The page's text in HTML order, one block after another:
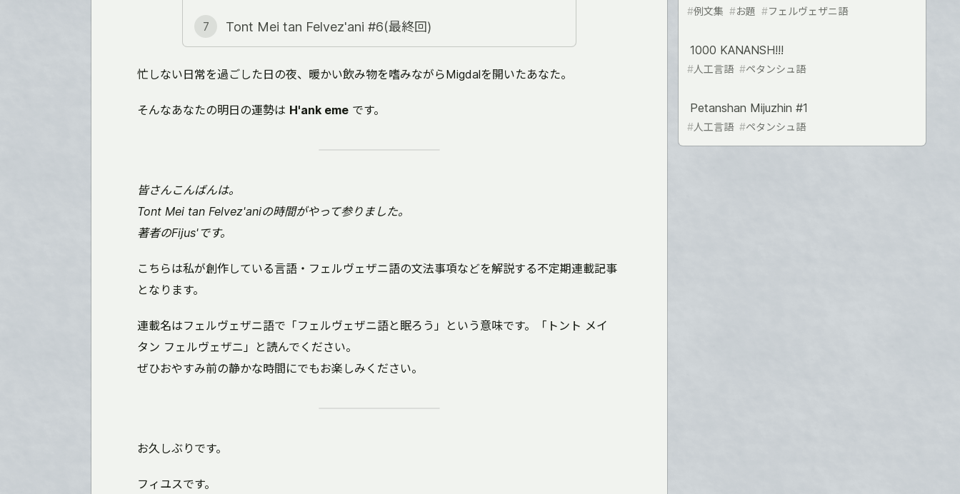
7 Tont Mei tan Felvez'ani #6(最終回)
忙しない日常を過ごした日の夜、暖かい飲み物を嗜みながらMigdalを開いたあなた。
そんなあなたの明日の運勢は H'ank eme です。
皆さんこんばんは。
Tont Mei tan Felvez'aniの時間がやって参りました。
著者のFijus'です。
こちらは私が創作している言語・フェルヴェザニ語の文法事項などを解説する不定期連載記事
となります。
連載名はフェルヴェザニ語で「フェルヴェザニ語と眠ろう」という意味です。「トント メイ
タン フェルヴェザニ」と読んでください。
ぜひおやすみ前の静かな時間にでもお楽しみください。
お久しぶりです。
フィユスです。
#例文集 #お題 #フェルヴェザニ語
1000 KANANSH!!!
#人工言語 #ペタンシュ語
Petanshan Mijuzhin #1
#人工言語 #ペタンシュ語